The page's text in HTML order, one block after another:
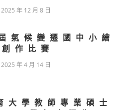
2025 年 12 月 8 日
候變遷國中小繪
作比賽
2025 年 4 月 14 日
大學教師專業碩士